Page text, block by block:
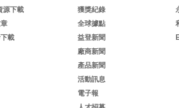
源下載
載
獲獎紀錄
全球據點
益登新聞
廠商新聞
產品新聞
活動訊息
電子報